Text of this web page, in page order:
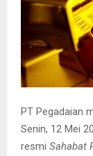
PT Pegadaian
Senin, 12 Mei
resmi Sahabat